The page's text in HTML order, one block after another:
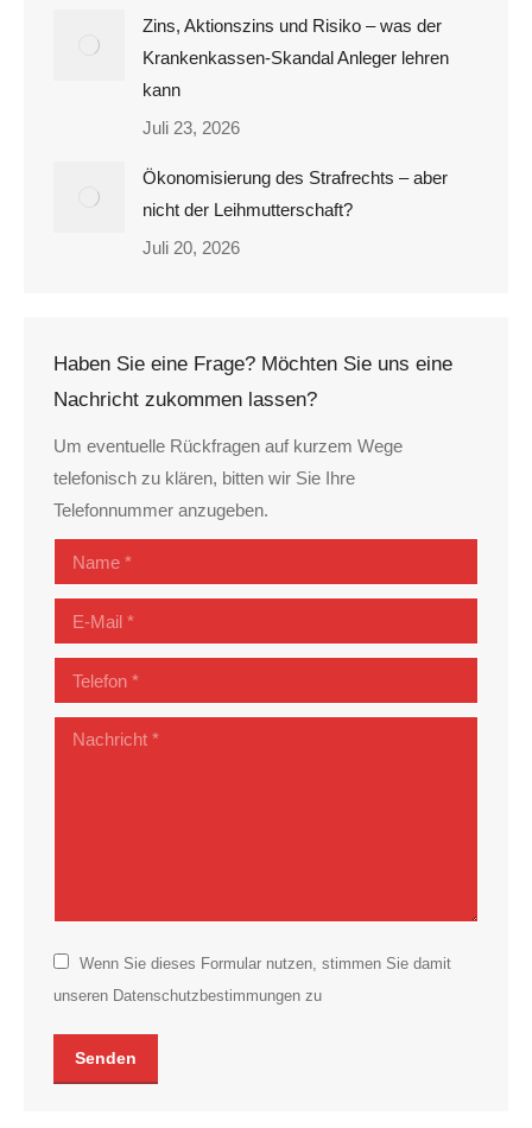
Zins, Aktionszins und Risiko – was der
Krankenkassen-Skandal Anleger lehren
kann
Juli 23, 2026
Ökonomisierung des Strafrechts – aber
nicht der Leihmutterschaft?
Juli 20, 2026
Haben Sie eine Frage? Möchten Sie uns eine
Nachricht zukommen lassen?
Um eventuelle Rückfragen auf kurzem Wege
telefonisch zu klären, bitten wir Sie Ihre
Telefonnummer anzugeben.
Name *
E-Mail *
Telefon *
Nachricht *
Wenn Sie dieses Formular nutzen, stimmen Sie damit
unseren Datenschutzbestimmungen zu
Senden